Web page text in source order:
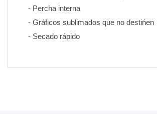
- Percha interna
- Gráficos sublimados que no destińen
- Secado rápido